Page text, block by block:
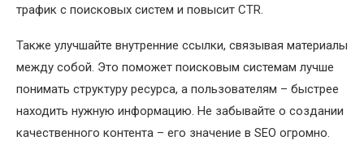
трафик с поисковых систем и повысит CTR.
Также улучшайте внутренние ссылки, связывая материалы
между собой. Это поможет поисковым системам лучше
понимать структуру ресурса, а пользователям – быстрее
находить нужную информацию. Не забывайте о создании
качественного контента – его значение в SEO огромно.